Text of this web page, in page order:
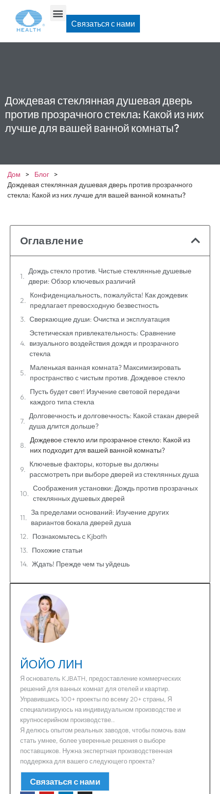
Связаться с нами
Дождевая стеклянная душевая дверь
против прозрачного стекла: Какой из них
лучше для вашей ванной комнаты?
Дом > Блог >
Дождевая стеклянная душевая дверь против прозрачного
стекла: Какой из них лучше для вашей ванной комнаты?
Оглавление
Дождь стекло против. Чистые стеклянные душевые
двери: Обзор ключевых различий
Конфиденциальность, пожалуйста! Как дождевик
предлагает превосходную безвестность
Сверкающие души: Очистка и эксплуатация
Эстетическая привлекательность: Сравнение
визуального воздействия дождя и прозрачного
стекла
Маленькая ванная комната? Максимизировать
пространство с чистым против. Дождевое стекло
Пусть будет свет! Изучение световой передачи
каждого типа стекла
Долговечность и долговечность: Какой стакан дверей
душа длится дольше?
Дождевое стекло или прозрачное стекло: Какой из
них подходит для вашей ванной комнаты?
Ключевые факторы, которые вы должны
рассмотреть при выборе дверей из стеклянных душа
Соображения установки: Дождь против прозрачных
стеклянных душевых дверей
За пределами оснований: Изучение других
вариантов бокала дверей душа
Познакомьтесь с Kjbath
Похожие статьи
Ждать! Прежде чем ты уйдешь
ЙОЙО ЛИН
Я основатель KJBATH, предоставление коммерческих
решений для ванных комнат для отелей и квартир.
Управившись 100+ проекты по всему 20+ страны, Я
специализируюсь на индивидуальном производстве и
крупносерийном производстве..
Я делюсь опытом реальных заводов, чтобы помочь вам
стать умнее, более уверенные решения о выборе
поставщиков. Нужна экспертная производственная
поддержка для вашего следующего проекта?
Связаться с нами